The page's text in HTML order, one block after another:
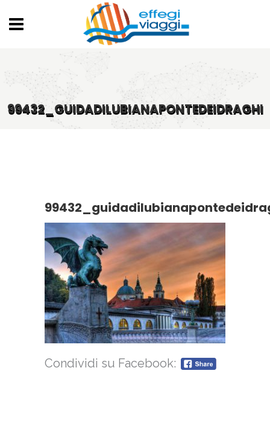
99432_GUIDADILUBIANAPONTEDEIDRAGHI
Condividi su Facebook: